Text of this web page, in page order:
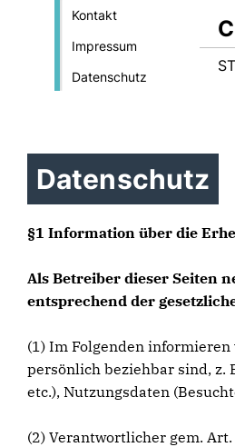
Kontakt
Impressum
Datenschutz
Datenschutz
§1 Information über die
Als Betreiber dieser Seiten
entsprechend der
(1) Im Folgenden informieren
persönlich beziehbar sind, z.
etc.), Nutzungsdaten
(2) Verantwortlicher gem.